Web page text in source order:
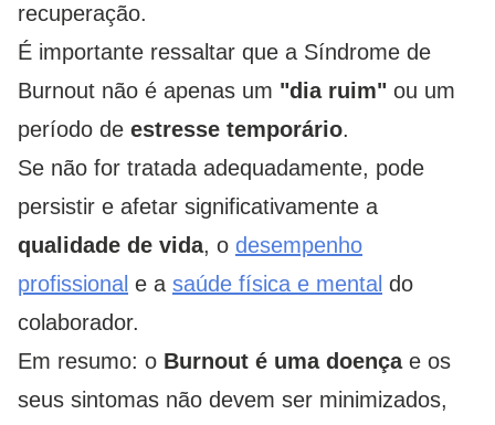
recuperação.
É importante ressaltar que a Síndrome de
Burnout não é apenas um "dia ruim" ou um
período de estresse temporário.
Se não for tratada adequadamente, pode
persistir e afetar significativamente a
qualidade de vida, o desempenho
profissional e a saúde física e mental do
colaborador.
Em resumo: o Burnout é uma doençae os
seus sintomas não devem ser minimizados,